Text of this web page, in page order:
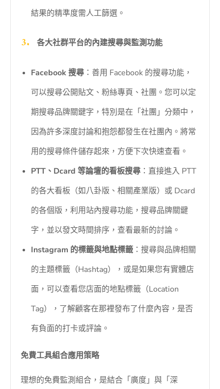
結果的精準度需人工篩選。
各大社群平台的內建搜尋與監測功能
Facebook 搜尋 ：善用 Facebook 的搜尋功能，
可以搜尋公開貼文、粉絲專頁、社團。您可以定
期搜尋品牌關鍵字，特別是在「社團」分類中，
因為許多深度討論和抱怨都發生在社團內。將常
用的搜尋條件儲存起來，方便下次快速查看。
PTT、Dcard 等論壇的看板搜尋 ：直接進入 PTT
的各大看板（如八卦版、相關產業版）或 Dcard
的各個版，利用站內搜尋功能，搜尋品牌關鍵
字，並以發文時間排序，查看最新的討論。
Instagram 的標籤與地點標籤 ：搜尋與品牌相關
的主題標籤（Hashtag），或是如果您有實體店
面，可以查看您店面的地點標籤（Location
Tag），了解顧客在那裡發布了什麼內容，是否
有負面的打卡或評論。
免費工具組合應用策略
理想的免費監測組合，是結合「廣度」與「深